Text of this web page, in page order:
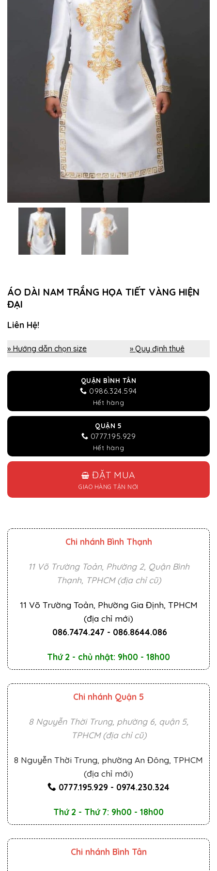
ÁO DÀI NAM TRẮNG HỌA TIẾT VÀNG HIỆN
ĐẠI
Liên Hệ!
» Hướng dẫn chọn size » Quy định thuê
QUẬN BÌNH TÂN
0986.324.594
Hết hàng
QUẬN 5
0777.195.929
Hết hàng
ĐẶT MUA
GIAO HÀNG TẬN NƠI
Chi nhánh Bình Thạnh
11 Võ Trường Toản, Phường 2, Quận Bình
Thạnh, TPHCM (địa chỉ cũ)
11 Võ Trường Toản, Phường Gia Định, TPHCM
(địa chỉ mới)
086.7474.247 - 086.8644.086
Thứ 2 - chủ nhật: 9h00 - 18h00
Chi nhánh Quận 5
8 Nguyễn Thời Trung, phường 6, quận 5,
TPHCM (địa chỉ cũ)
8 Nguyễn Thời Trung, phường An Đông, TPHCM
(địa chỉ mới)
0777.195.929 - 0974.230.324
Thứ 2 - Thứ 7: 9h00 - 18h00
Chi nhánh Bình Tân